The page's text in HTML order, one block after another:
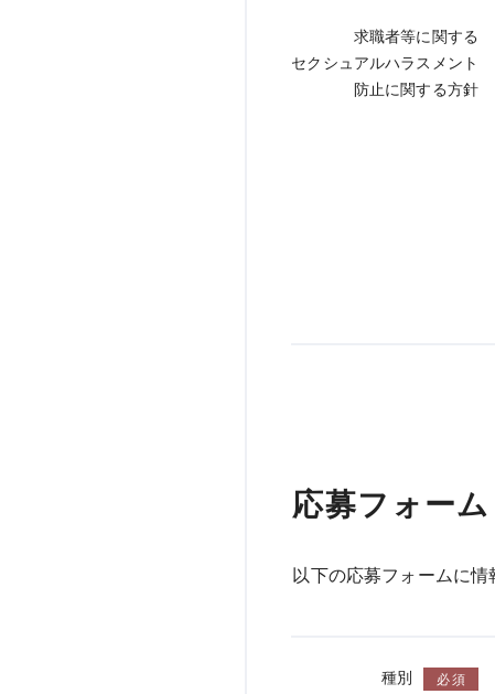
求職者等に関する
セクシュアルハラスメント
防止に関する方針
応募フォーム
以下の応募フォームに
種別 必須